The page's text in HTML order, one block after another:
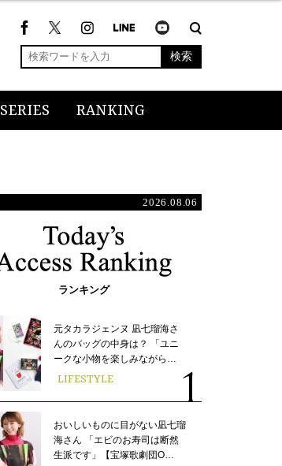
検索
SERIES RANKING
2026.08.06
ランキング
元タカラジェンヌ 凪七瑠海さ
んのバッグの中身は？ 「ユニ
ークな小物を楽しみながら…
LIFESTYLE
おいしいものに目がない凪七瑠
海さん 「エビのお寿司は断然
生派です」【宝塚歌劇団O…